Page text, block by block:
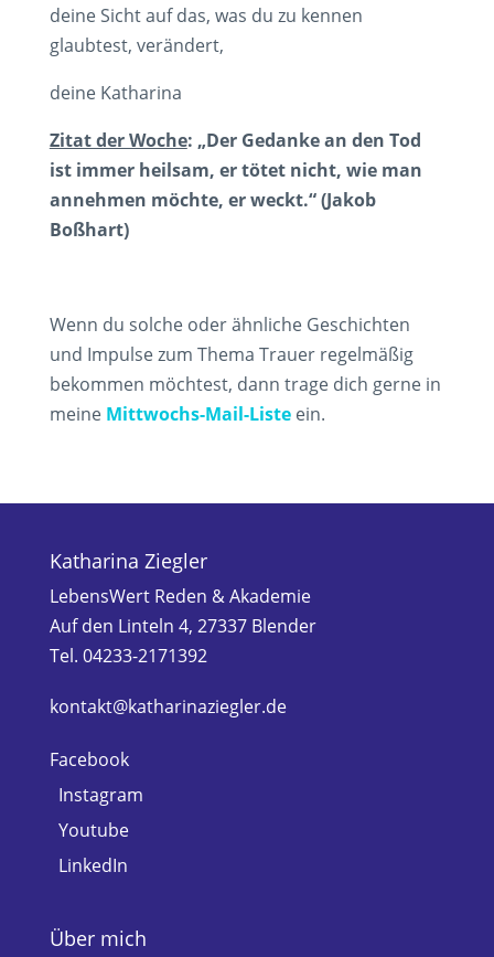
deine Sicht auf das, was du zu kennen
glaubtest, verändert,
deine Katharina
Zitat der Woche: „Der Gedanke an den Tod
ist immer heilsam, er tötet nicht, wie man
annehmen möchte, er weckt.“ (Jakob
Boßhart)
Wenn du solche oder ähnliche Geschichten
und Impulse zum Thema Trauer regelmäßig
bekommen möchtest, dann trage dich gerne in
meine Mittwochs-Mail-Listeein.
Katharina Ziegler
LebensWert Reden & Akademie
Auf den Linteln 4, 27337 Blender
Tel. 04233-2171392
kontakt@katharinaziegler.de
Facebook
Instagram
Youtube
LinkedIn
Über mich